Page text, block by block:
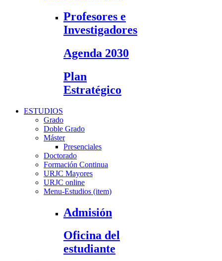
Profesores e
Investigadores
Agenda 2030
Plan
Estratégico
ESTUDIOS
Grado
Doble Grado
Máster
Presenciales
Doctorado
Formación Continua
URJC Mayores
URJC online
Menu-Estudios (item)
Admisión
Oficina del
estudiante